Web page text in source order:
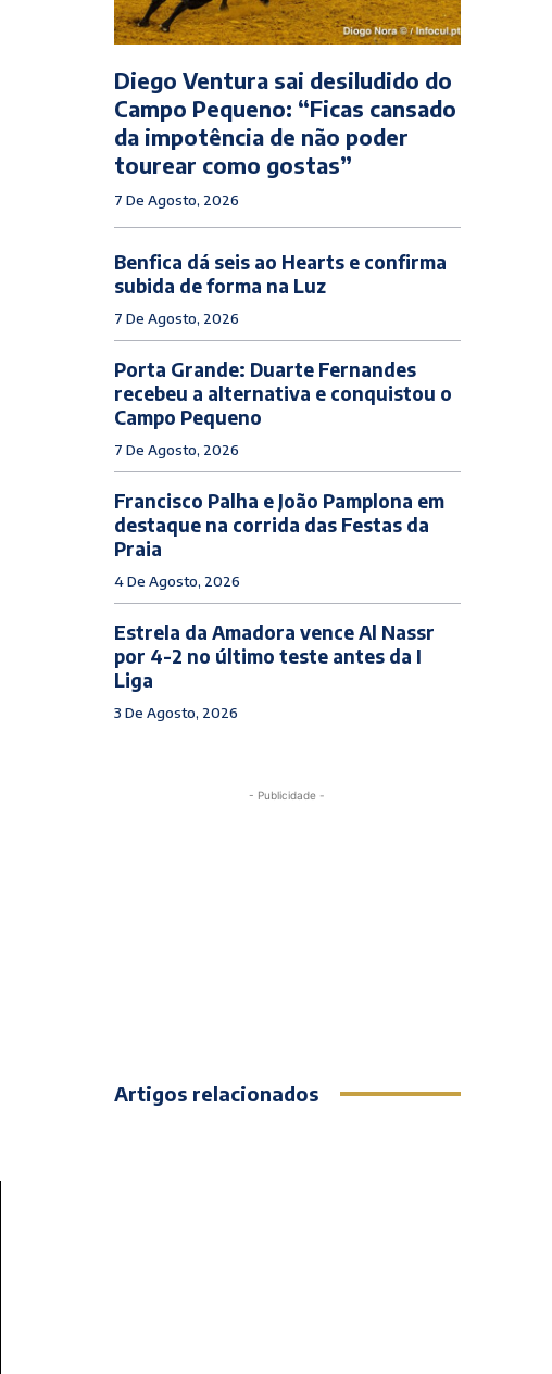
Diego Ventura sai desiludido do
Campo Pequeno: “Ficas cansado
da impotência de não poder
tourear como gostas”
7 De Agosto, 2026
Benfica dá seis ao Hearts e confirma
subida de forma na Luz
7 De Agosto, 2026
Porta Grande: Duarte Fernandes
recebeu a alternativa e conquistou o
Campo Pequeno
7 De Agosto, 2026
Francisco Palha e João Pamplona em
destaque na corrida das Festas da
Praia
4 De Agosto, 2026
Estrela da Amadora vence Al Nassr
por 4-2 no último teste antes da I
Liga
3 De Agosto, 2026
- Publicidade -
Artigos relacionados